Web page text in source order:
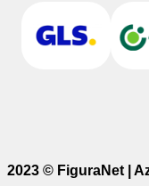
2023 © FiguraNet |